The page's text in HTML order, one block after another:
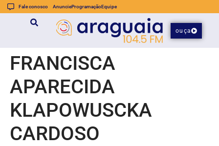
Fale conosco AnuncieProgramaçãoEquipe
ouça
FRANCISCA
APARECIDA
KLAPOWUSCKA
CARDOSO